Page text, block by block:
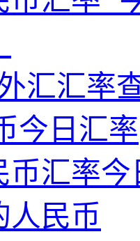
汇汇率
今日汇率
币汇率今
人民币